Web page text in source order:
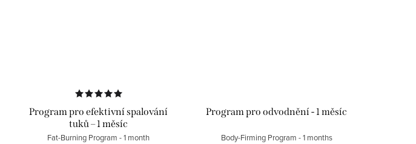
Program pro efektivní spalování
tuků – 1 měsíc
Fat-Burning Program - 1 month
Program pro odvodnění - 1 měsíc
Body-Firming Program - 1 months